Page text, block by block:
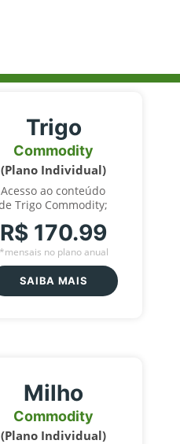
Trigo
Commodity
(Plano Individual)
Acesso ao conteúdo
Trigo Commodity;
R$ 170.99
*mensais no plano anual
SAIBA MAIS
Milho
Commodity
(Plano Individual)